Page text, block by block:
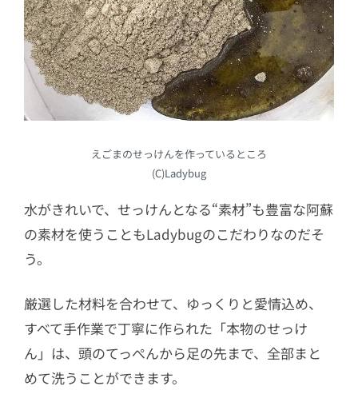
えごまのせっけんを作っているところ
(C)Ladybug
水がきれいで、せっけんとなる“素材”も豊富な阿蘇
の素材を使うこともLadybugのこだわりなのだそ
う。
厳選した材料を合わせて、ゆっくりと愛情込め、
すべて手作業で丁寧に作られた「本物のせっけ
ん」は、頭のてっぺんから足の先まで、全部まと
めて洗うことができます。